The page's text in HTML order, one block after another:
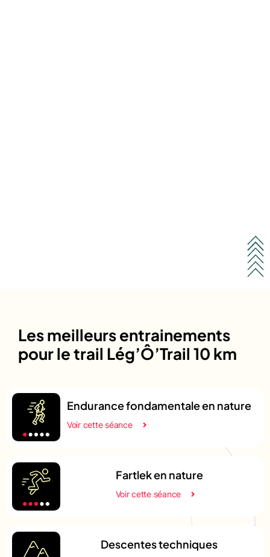
Les meilleurs entrainements
pour le trail Lég’Ô’Trail 10 km
Endurance fondamentale en nature
Voir cette séance
Fartlek en nature
Voir cette séance
Descentes techniques